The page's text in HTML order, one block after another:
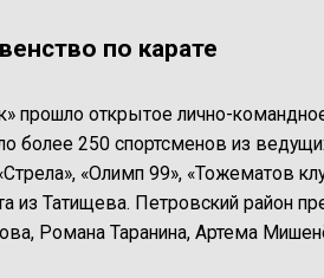
по карате
прошло открытое лично-
более 250 спортсменов из
«Олимп 99», «Тожематов
из Татищева. Петровский район
Романа Таранина, Артема